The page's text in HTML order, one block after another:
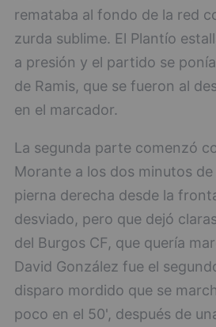
remataba al fondo de la red
zurda sublime. El Plantío
a presión y el partido se
de Ramis, que se fueron al
en el marcador.
La segunda parte comenzó
Morante a los dos minutos
pierna derecha desde la
desviado, pero que dejó
del Burgos CF, que quería
David González fue el
disparo mordido que se
poco en el 50', después de